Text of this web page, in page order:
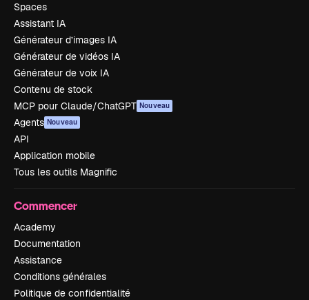
Spaces
Assistant IA
Générateur d’images IA
Générateur de vidéos IA
Générateur de voix IA
Contenu de stock
MCP pour Claude/ChatGPT Nouveau
Agents Nouveau
API
Application mobile
Tous les outils Magnific
Commencer
Academy
Documentation
Assistance
Conditions générales
Politique de confidentialité